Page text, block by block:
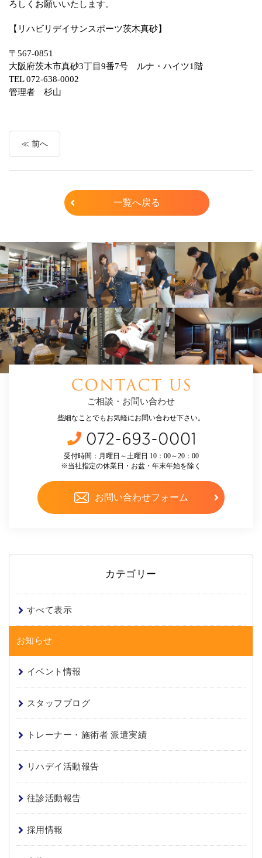
ろしくお願いいたします。
【リハビリデイサンスポーツ茨木真砂】
〒567-0851
大阪府茨木市真砂3丁目9番7号 ルナ・ハイツ1階
TEL 072-638-0002
管理者 杉山
前へ
一覧へ戻る
ご相談・お問い合わせ
些細なことでもお気軽にお問い合わせ下さい。
受付時間：月曜日～土曜日 10：00～20：00
※当社指定の休業日・お盆・年末年始を除く
お問い合わせフォーム
カテゴリー
すべて表示
お知らせ
イベント情報
スタッフブログ
トレーナー・施術者 派遣実績
リハデイ活動報告
往診活動報告
採用情報